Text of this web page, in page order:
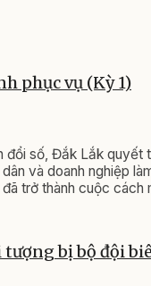
phục vụ (Kỳ 1)
số, Đắk Lắk quyết
và doanh nghiệp
trở thành cuộc
tượng bị bộ đội